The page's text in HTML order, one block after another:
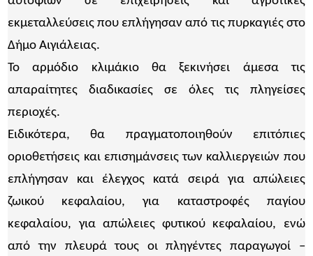
εκμεταλλεύσεις που επλήγησαν από τις πυρκαγιές στο
Δήμο Αιγιάλειας.
Το αρμόδιο κλιμάκιο θα ξεκινήσει άμεσα τις
απαραίτητες διαδικασίες σε όλες τις πληγείσες
περιοχές.
Ειδικότερα, θα πραγματοποιηθούν επιτόπιες
οριοθετήσεις και επισημάνσεις των καλλιεργειών που
επλήγησαν και έλεγχος κατά σειρά για απώλειες
ζωικού κεφαλαίου, για καταστροφές παγίου
κεφαλαίου, για απώλειες φυτικού κεφαλαίου, ενώ
από την πλευρά τους οι πληγέντες παραγωγοί –